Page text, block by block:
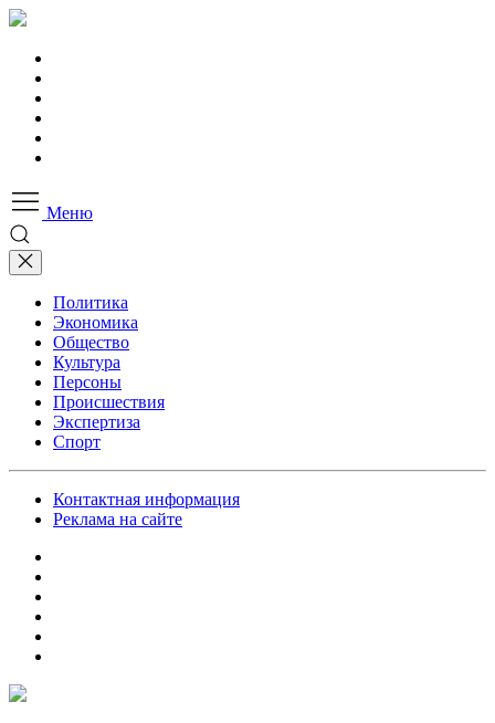
Меню
Политика
Экономика
Общество
Культура
Персоны
Происшествия
Экспертиза
Спорт
Контактная информация
Реклама на сайте